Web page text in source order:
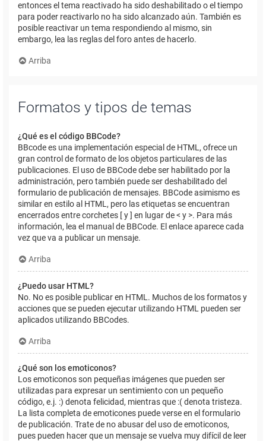
entonces el tema reactivado ha sido deshabilitado o el tiempo
para poder reactivarlo no ha sido alcanzado aún. También es
posible reactivar un tema respondiendo al mismo, sin
embargo, lea las reglas del foro antes de hacerlo.
Arriba
Formatos y tipos de temas
¿Qué es el código BBCode?
BBcode es una implementación especial de HTML, ofrece un
gran control de formato de los objetos particulares de las
publicaciones. El uso de BBCode debe ser habilitado por la
administración, pero también puede ser deshabilitado del
formulario de publicación de mensajes. BBCode asimismo es
similar en estilo al HTML, pero las etiquetas se encuentran
encerrados entre corchetes [ y ] en lugar de < y >. Para más
información, lea el manual de BBCode. El enlace aparece cada
vez que va a publicar un mensaje.
Arriba
¿Puedo usar HTML?
No. No es posible publicar en HTML. Muchos de los formatos y
acciones que se pueden ejecutar utilizando HTML pueden ser
aplicados utilizando BBCodes.
Arriba
¿Qué son los emoticonos?
Los emoticonos son pequeñas imágenes que pueden ser
utilizadas para expresar un sentimiento con un pequeño
código, e.j. :) denota felicidad, mientras que :( denota tristeza.
La lista completa de emoticones puede verse en el formulario
de publicación. Trate de no abusar del uso de emoticonos,
pues pueden hacer que un mensaje se vuelva muy difícil de leer